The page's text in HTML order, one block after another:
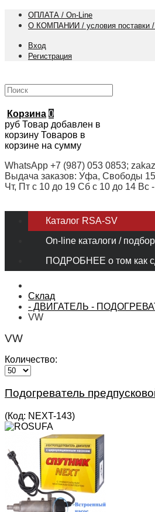
ОПЛАТА / On-Line
О КОМПАНИИ / условия поставки
Вход
Регистрация
Корзина 0
руб Товар добавлен в
корзину Товаров в
корзине на сумму
WhatsApp +7 (987) 053 0853;
Выдача заказов: Уфа, Свободы
Чт, Пт с 10 до 19 Сб с 10 до 14 Вс
Каталог RSA-SV
On-line каталоги /
ПОДРОБНЕЕ о том как
Склад
- ДВИГАТЕЛЬ -
VW
VW
Количество:
Подогреватель
(Код: NEXT-143)